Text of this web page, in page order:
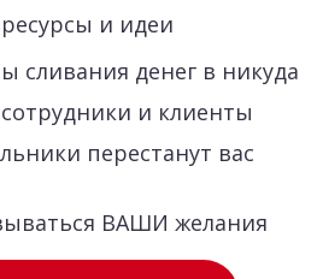
и идеи
сливания денег в никуда
и клиенты
перестанут вас
ВАШИ желания